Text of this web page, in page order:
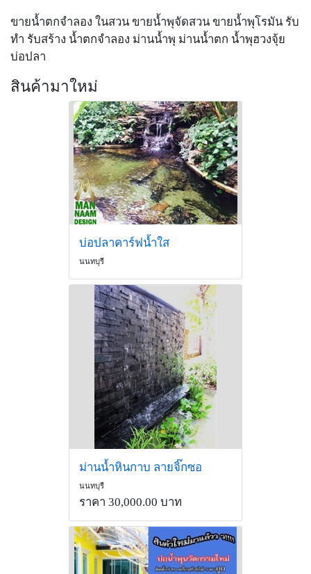
ขายน้ำตกจำลอง ในสวน ขายน้ำพุจัดสวน ขายน้ำพุโรมัน รับ
ทำ รับสร้าง น้ำตกจำลอง ม่านน้ำพุ ม่านน้ำตก น้ำพุฮวงจุ้ย
บ่อปลา
สินค้ามาใหม่
บ่อปลาคาร์ฟน้ำใส
นนทบุรี
ม่านน้ำหินกาบ ลายจิ๊กซอ
นนทบุรี
ราคา 30,000.00 บาท